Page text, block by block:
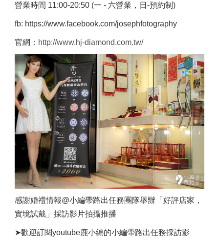
營業時間 11:00-20:50 (一 - 六營業，日-預約制)
fb: https://www.facebook.com/josephfotography
官網： http://www.hj-diamond.com.tw/
感謝婚禮情報@小編帶路出任務團隊舉辦「好評店家，
實境試戴」採訪影片拍攝推播
➤歡迎訂閱youtube鹿小編的小編帶路出任務採訪影